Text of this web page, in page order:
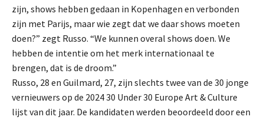
zijn, shows hebben gedaan in Kopenhagen en verbonden
zijn met Parijs, maar wie zegt dat we daar shows moeten
doen?” zegt Russo. “We kunnen overal shows doen. We
hebben de intentie om het merk internationaal te
brengen, dat is de droom.”
Russo, 28 en Guilmard, 27, zijn slechts twee van de 30 jonge
vernieuwers op de 2024 30 Under 30 Europe Art & Culture
lijst van dit jaar. De kandidaten werden beoordeeld door een